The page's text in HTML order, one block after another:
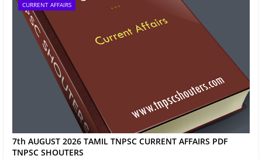
CURRENT AFFAIRS
7th AUGUST 2026 TAMIL TNPSC CURRENT AFFAIRS PDF
TNPSC SHOUTERS